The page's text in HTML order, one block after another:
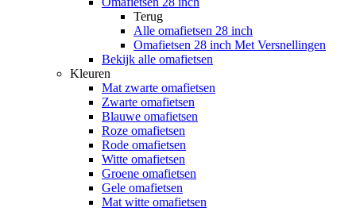
Terug
Alle omafietsen 28 inch
Omafietsen 28 inch Met Versnellingen
Bekijk alle omafietsen
Kleuren
Mat zwarte omafietsen
Zwarte omafietsen
Blauwe omafietsen
Roze omafietsen
Rode omafietsen
Witte omafietsen
Groene omafietsen
Gele omafietsen
Mat witte omafietsen